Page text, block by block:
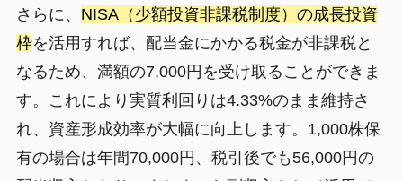
さらに、 NISA（少額投資非課税制度）の成長投資
枠を活用すれば、配当金にかかる税金が非課税と
なるため、満額の7,000円を受け取ることができま
す。これにより実質利回りは4.33%のまま維持さ
れ、資産形成効率が大幅に向上します。1,000株保
有の場合は年間70,000円、税引後でも56,000円の